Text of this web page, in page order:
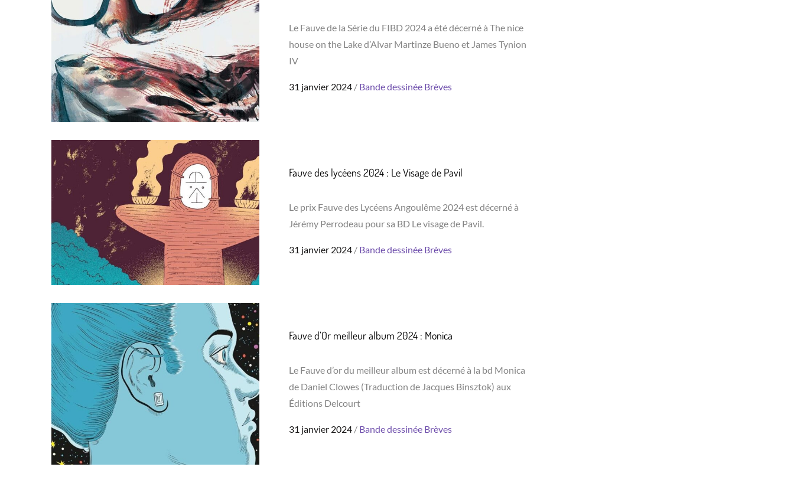
Le Fauve de la Série du FIBD 2024 a été décerné à The nice
house on the Lake d’Alvar Martinze Bueno et James Tynion
IV
Posted
31 janvier 2024 Bande dessinée Brèves
Fauve des lycéens 2024 : Le Visage de Pavil
Le prix Fauve des Lycéens Angoulême 2024 est décerné à
Jérémy Perrodeau pour sa BD Le visage de Pavil.
Posted
31 janvier 2024 Bande dessinée Brèves
Fauve d’Or meilleur album 2024 : Monica
Le Fauve d’or du meilleur album est décerné à la bd Monica
de Daniel Clowes (Traduction de Jacques Binsztok) aux
Éditions Delcourt
Posted
31 janvier 2024 Bande dessinée Brèves